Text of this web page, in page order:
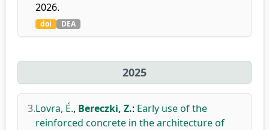
2026.
doi DEA
2025
3.Lovra, É., Bereczki, Z.: Early use of the
reinforced concrete in the architecture of